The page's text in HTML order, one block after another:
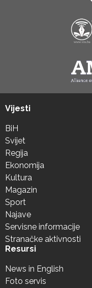
Vijesti
BiH
Svijet
Regija
Ekonomija
Kultura
Magazin
Sport
Najave
Servisne informacije
Stranačke aktivnosti
Resursi
News in English
Foto servis